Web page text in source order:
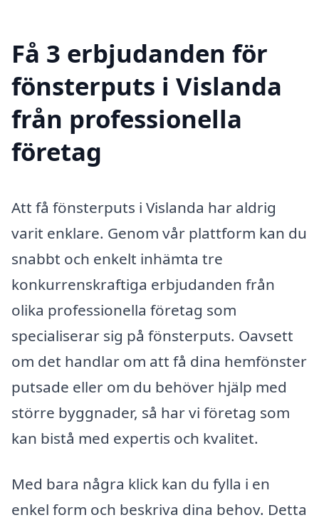
Få 3 erbjudanden för
fönsterputs i Vislanda
från professionella
företag
Att få fönsterputs i Vislanda har aldrig
varit enklare. Genom vår plattform kan du
snabbt och enkelt inhämta tre
konkurrenskraftiga erbjudanden från
olika professionella företag som
specialiserar sig på fönsterputs. Oavsett
om det handlar om att få dina hemfönster
putsade eller om du behöver hjälp med
större byggnader, så har vi företag som
kan bistå med expertis och kvalitet.
Med bara några klick kan du fylla i en
enkel form och beskriva dina behov. Detta